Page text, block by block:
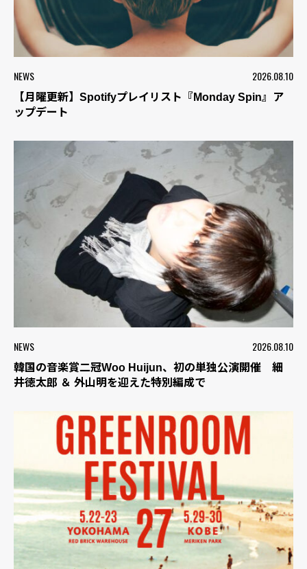
NEWS 2026.08.10
【月曜更新】Spotifyプレイリスト『Monday Spin』ア
ップデート
NEWS 2026.08.10
韓国の音楽賞二冠Woo Huijun、初の単独公演開催 細
井徳太郎 ＆ 外山明を迎えた特別編成で